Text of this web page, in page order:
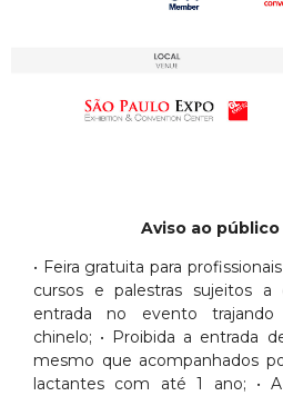
Aviso ao
• Feira gratuita para
cursos e palestras sujeitos a
entrada no evento
chinelo; • Proibida a entrada
mesmo que acompanhados
lactantes com até 1 ano; •